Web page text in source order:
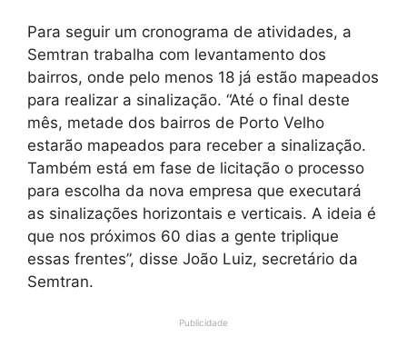
Para seguir um cronograma de atividades, a
Semtran trabalha com levantamento dos
bairros, onde pelo menos 18 já estão mapeados
para realizar a sinalização. “Até o final deste
mês, metade dos bairros de Porto Velho
estarão mapeados para receber a sinalização.
Também está em fase de licitação o processo
para escolha da nova empresa que executará
as sinalizações horizontais e verticais. A ideia é
que nos próximos 60 dias a gente triplique
essas frentes”, disse João Luiz, secretário da
Semtran.
Publicidade